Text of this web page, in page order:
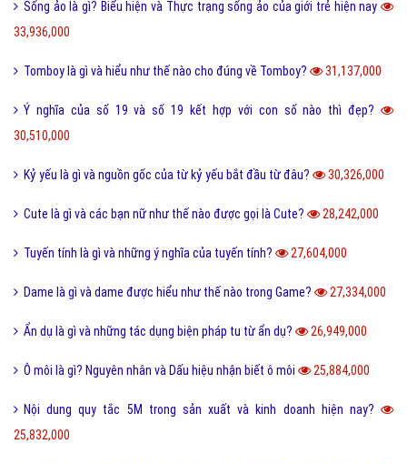
Điệp ngữ là gì và một vài ví dụ điệp ngữ dễ hiểu?
Dame là gì trên Facebook và một vài ý nghĩa khác của Dame?
Yếu bóng vía là gì và cách nhận biết người yếu bóng vía?
Điệp từ là gì và một vài ví dụ về điệp từ dễ hiểu? 41,071,000
Màu nước là gì và cách làm tan màu nước bị khô hiệu quả?
38,884,000
Như thế nào thì được gọi là chảnh và sang chảnh? 36,716,000
Thơ mới là gì và phong trào thơ mới hiện nay như thế nào?
36,540,000
Sống ảo là gì? Biểu hiện và Thực trạng sống ảo của giới trẻ hiện nay